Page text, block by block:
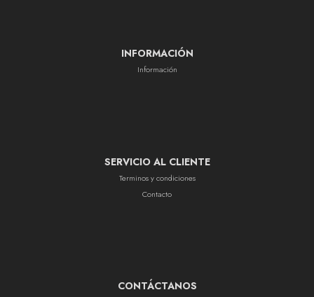
INFORMACIÓN
Información
SERVICIO AL CLIENTE
Terminos y condiciones
Contacto
CONTÁCTANOS